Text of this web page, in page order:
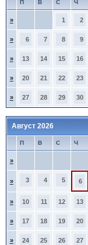
П В С Ч
» 1 2
» 6 7 8 9
» 13 14 15 16
» 20 21 22 23
» 27 28 29 30
Август 2026
П В С Ч
»
» 3 4 5 6
» 10 11 12 13
» 17 18 19 20
» 24 25 26 27